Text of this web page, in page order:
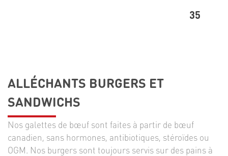
35
ALLÉCHANTS BURGERS ET
SANDWICHS
Nos galettes de bœuf sont faites à partir de bœuf
canadien, sans hormones, antibiotiques, stéroïdes ou
OGM. Nos burgers sont toujours servis sur des pains à